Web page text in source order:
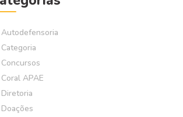
Autodefensoria
Categoria
Concursos
Coral APAE
Diretoria
Doações